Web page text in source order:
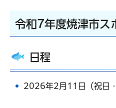
令和7年度焼津市ス
日程
2026年2月11日（祝日・